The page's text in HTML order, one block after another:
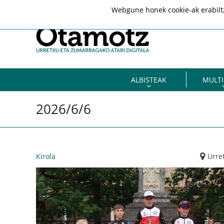
ALBISTEAK
2026/6/6
Kirola
Webgune honek cookie-ak